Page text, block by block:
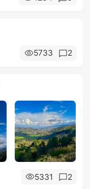
5733 2
5331 2